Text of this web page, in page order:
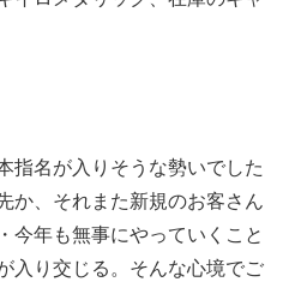
指名が入りそうな勢いでした
か、それまた新規のお客さん
今年も無事にやっていくこと
入り交じる。そんな心境でご